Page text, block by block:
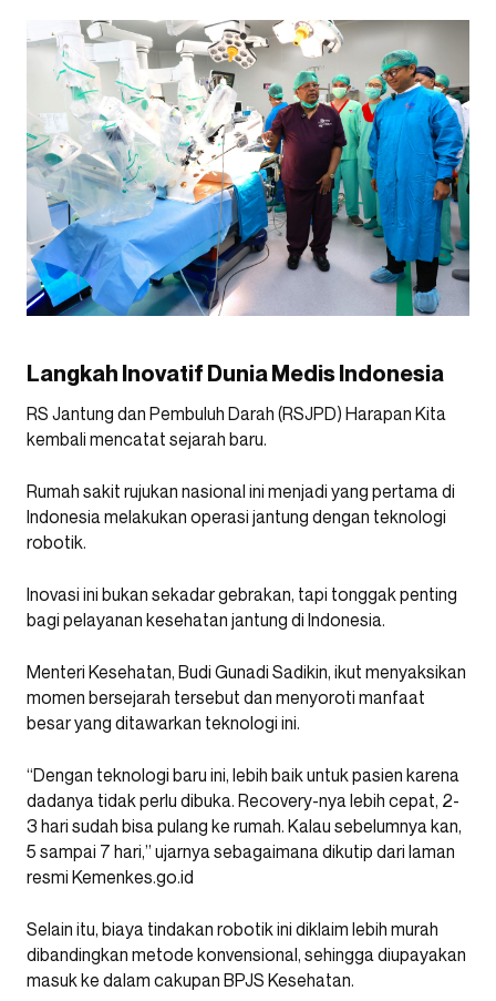
Langkah Inovatif Dunia Medis Indonesia
RS Jantung dan Pembuluh Darah (RSJPD) Harapan Kita
kembali mencatat sejarah baru.
Rumah sakit rujukan nasional ini menjadi yang pertama di
Indonesia melakukan operasi jantung dengan teknologi
robotik.
Inovasi ini bukan sekadar gebrakan, tapi tonggak penting
bagi pelayanan kesehatan jantung di Indonesia.
Menteri Kesehatan, Budi Gunadi Sadikin, ikut menyaksikan
momen bersejarah tersebut dan menyoroti manfaat
besar yang ditawarkan teknologi ini.
“Dengan teknologi baru ini, lebih baik untuk pasien karena
dadanya tidak perlu dibuka. Recovery-nya lebih cepat, 2-
3 hari sudah bisa pulang ke rumah. Kalau sebelumnya kan,
5 sampai 7 hari,” ujarnya sebagaimana dikutip dari laman
resmi Kemenkes.go.id
Selain itu, biaya tindakan robotik ini diklaim lebih murah
dibandingkan metode konvensional, sehingga diupayakan
masuk ke dalam cakupan BPJS Kesehatan.